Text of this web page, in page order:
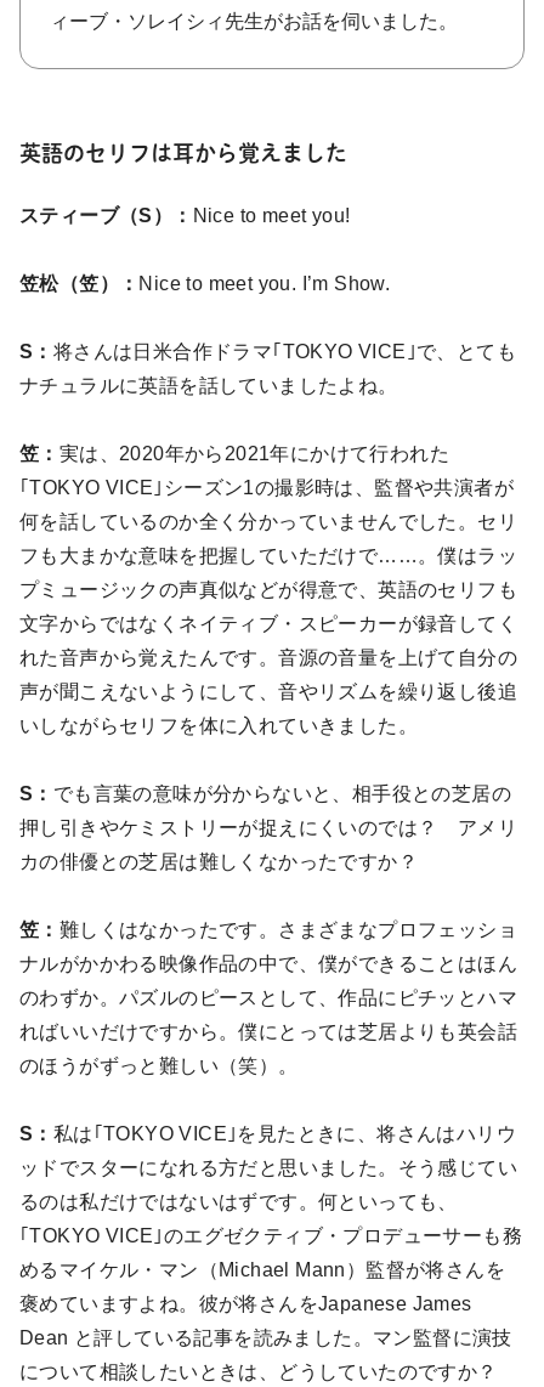
ィーブ・ソレイシィ先生がお話を伺いました。
英語のセリフは耳から覚えました
スティーブ（S）： Nice to meet you!
笠松（笠）： Nice to meet you. I’m Show.
S： 将さんは日米合作ドラマ｢TOKYO VICE｣で、とても
ナチュラルに英語を話していましたよね。
笠： 実は、2020年から2021年にかけて行われた
｢TOKYO VICE｣シーズン1の撮影時は、監督や共演者が
何を話しているのか全く分かっていませんでした。セリ
フも大まかな意味を把握していただけで……。僕はラッ
プミュージックの声真似などが得意で、英語のセリフも
文字からではなくネイティブ・スピーカーが録音してく
れた音声から覚えたんです。音源の音量を上げて自分の
声が聞こえないようにして、音やリズムを繰り返し後追
いしながらセリフを体に入れていきました。
S： でも言葉の意味が分からないと、相手役との芝居の
押し引きやケミストリーが捉えにくいのでは？ アメリ
カの俳優との芝居は難しくなかったですか？
笠： 難しくはなかったです。さまざまなプロフェッショ
ナルがかかわる映像作品の中で、僕ができることはほん
のわずか。パズルのピースとして、作品にピチッとハマ
ればいいだけですから。僕にとっては芝居よりも英会話
のほうがずっと難しい（笑）。
S： 私は｢TOKYO VICE｣を見たときに、将さんはハリウ
ッドでスターになれる方だと思いました。そう感じてい
るのは私だけではないはずです。何といっても、
｢TOKYO VICE｣のエグゼクティブ・プロデューサーも務
めるマイケル・マン（Michael Mann）監督が将さんを
褒めていますよね。彼が将さんをJapanese James
Dean と評している記事を読みました。マン監督に演技
について相談したいときは、どうしていたのですか？